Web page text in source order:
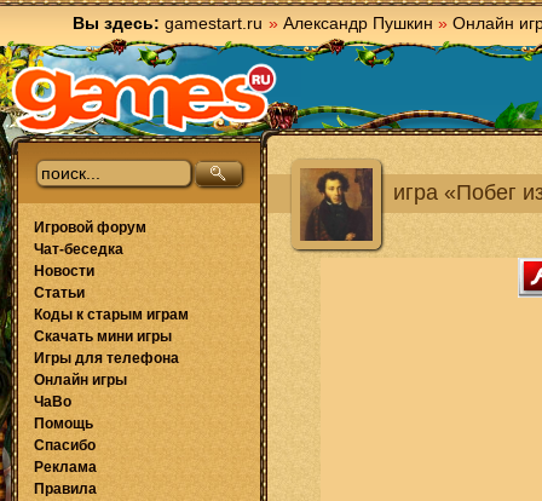
Вы здесь: gamestart.ru » Александр Пушкин » Онлайн
игра «Побег
Игровой форум
Чат-беседка
Новости
Статьи
Коды к старым играм
Скачать мини игры
Игры для телефона
Онлайн игры
ЧаВо
Помощь
Спасибо
Реклама
Правила